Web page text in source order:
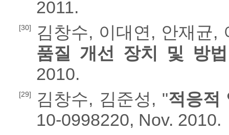
2011.
[30]
김창수, 이대연, 안재균,
품질 개선 장치 및 방법
2010.
[29] 김창수, 김준성, "적응적
10-0998220, Nov. 2010.